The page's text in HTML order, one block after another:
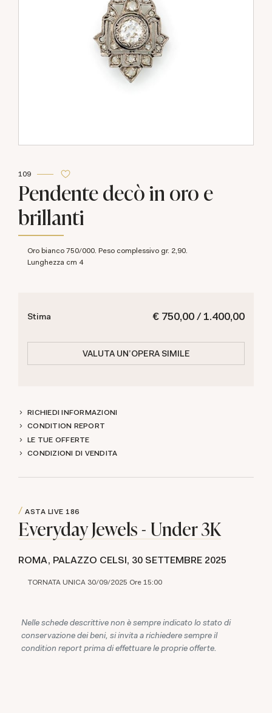
109
Pendente decò in oro e
brillanti
Oro bianco 750/000. Peso complessivo gr. 2,90.
Lunghezza cm 4
€ 750,00 / 1.400,00
Stima
VALUTA UN'OPERA SIMILE
RICHIEDI INFORMAZIONI
CONDITION REPORT
LE TUE OFFERTE
CONDIZIONI DI VENDITA
ASTA LIVE 186
Everyday Jewels - Under 3K
ROMA, PALAZZO CELSI, 30 SETTEMBRE 2025
TORNATA UNICA 30/09/2025 Ore 15:00
Nelle schede descrittive non è sempre indicato lo stato di
conservazione dei beni, si invita a richiedere sempre il
condition report prima di effettuare le proprie offerte.